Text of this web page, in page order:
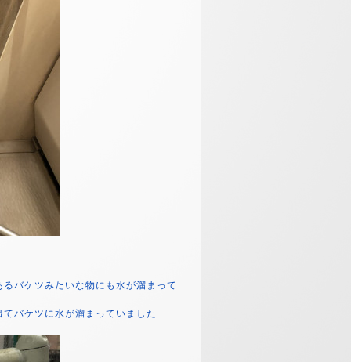
バケツみたいな物にも水が溜まって
バケツに水が溜まっていました